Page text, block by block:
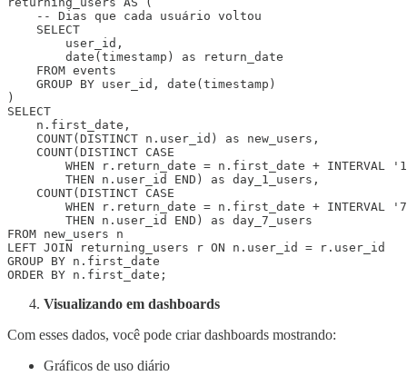
    -- Dias que cada usuário voltou
    SELECT
        user_id,
        date(timestamp) as return_date
    FROM events
    GROUP BY user_id, date(timestamp)
)
SELECT
    n.first_date,
    COUNT(DISTINCT n.user_id) as new_users,
    COUNT(DISTINCT CASE
WHEN r.return_date = n.first_date + INTERVAL
        THEN n.user_id END) as day_1_users,
    COUNT(DISTINCT CASE
WHEN r.return_date = n.first_date + INTERVAL
        THEN n.user_id END) as day_7_users
FROM new_users n
LEFT JOIN returning_users r ON n.user_id = r.user_id
GROUP BY n.first_date
Visualizando em dashboards
Com esses dados, você pode criar dashboards mostrando:
Gráficos de uso diário